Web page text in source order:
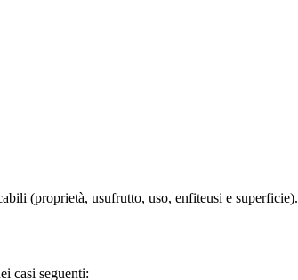
(proprietà, usufrutto, uso, enfiteusi e superficie).
casi seguenti: